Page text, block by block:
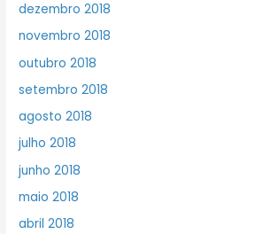
dezembro 2018
novembro 2018
outubro 2018
setembro 2018
agosto 2018
julho 2018
junho 2018
maio 2018
abril 2018